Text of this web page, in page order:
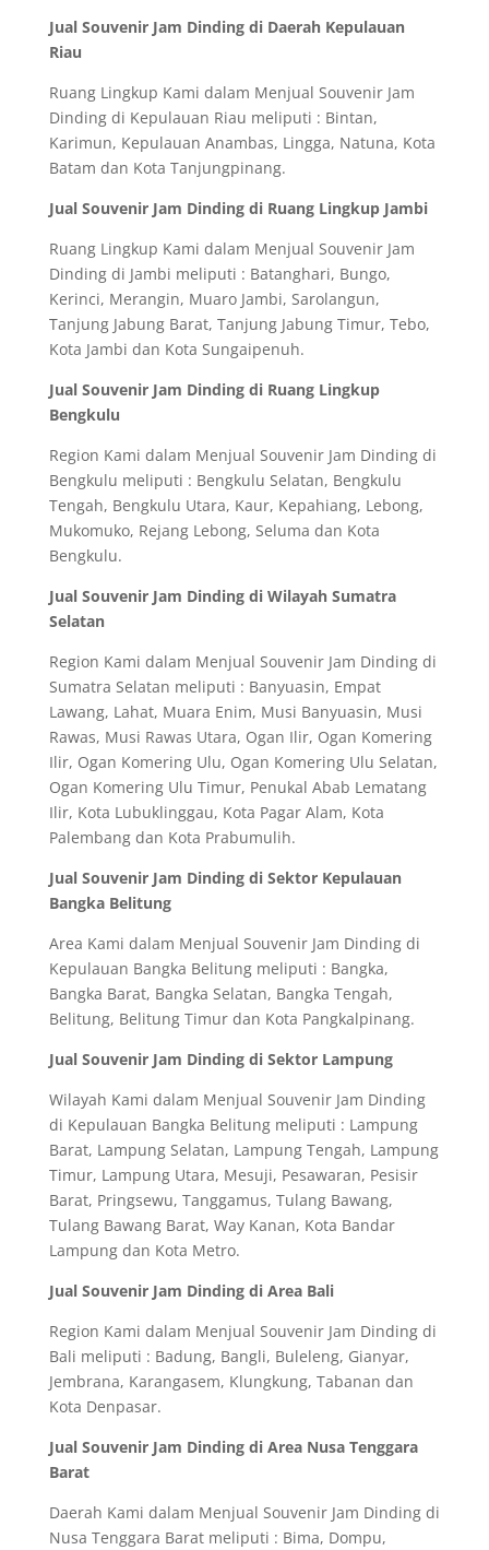
Jual Souvenir Jam Dinding di Daerah Kepulauan
Riau
Ruang Lingkup Kami dalam Menjual Souvenir Jam
Dinding di Kepulauan Riau meliputi : Bintan,
Karimun, Kepulauan Anambas, Lingga, Natuna, Kota
Batam dan Kota Tanjungpinang.
Jual Souvenir Jam Dinding di Ruang Lingkup Jambi
Ruang Lingkup Kami dalam Menjual Souvenir Jam
Dinding di Jambi meliputi : Batanghari, Bungo,
Kerinci, Merangin, Muaro Jambi, Sarolangun,
Tanjung Jabung Barat, Tanjung Jabung Timur, Tebo,
Kota Jambi dan Kota Sungaipenuh.
Jual Souvenir Jam Dinding di Ruang Lingkup
Bengkulu
Region Kami dalam Menjual Souvenir Jam Dinding di
Bengkulu meliputi : Bengkulu Selatan, Bengkulu
Tengah, Bengkulu Utara, Kaur, Kepahiang, Lebong,
Mukomuko, Rejang Lebong, Seluma dan Kota
Bengkulu.
Jual Souvenir Jam Dinding di Wilayah Sumatra
Selatan
Region Kami dalam Menjual Souvenir Jam Dinding di
Sumatra Selatan meliputi : Banyuasin, Empat
Lawang, Lahat, Muara Enim, Musi Banyuasin, Musi
Rawas, Musi Rawas Utara, Ogan Ilir, Ogan Komering
Ilir, Ogan Komering Ulu, Ogan Komering Ulu Selatan,
Ogan Komering Ulu Timur, Penukal Abab Lematang
Ilir, Kota Lubuklinggau, Kota Pagar Alam, Kota
Palembang dan Kota Prabumulih.
Jual Souvenir Jam Dinding di Sektor Kepulauan
Bangka Belitung
Area Kami dalam Menjual Souvenir Jam Dinding di
Kepulauan Bangka Belitung meliputi : Bangka,
Bangka Barat, Bangka Selatan, Bangka Tengah,
Belitung, Belitung Timur dan Kota Pangkalpinang.
Jual Souvenir Jam Dinding di Sektor Lampung
Wilayah Kami dalam Menjual Souvenir Jam Dinding
di Kepulauan Bangka Belitung meliputi : Lampung
Barat, Lampung Selatan, Lampung Tengah, Lampung
Timur, Lampung Utara, Mesuji, Pesawaran, Pesisir
Barat, Pringsewu, Tanggamus, Tulang Bawang,
Tulang Bawang Barat, Way Kanan, Kota Bandar
Lampung dan Kota Metro.
Jual Souvenir Jam Dinding di Area Bali
Region Kami dalam Menjual Souvenir Jam Dinding di
Bali meliputi : Badung, Bangli, Buleleng, Gianyar,
Jembrana, Karangasem, Klungkung, Tabanan dan
Kota Denpasar.
Jual Souvenir Jam Dinding di Area Nusa Tenggara
Barat
Daerah Kami dalam Menjual Souvenir Jam Dinding di
Nusa Tenggara Barat meliputi : Bima, Dompu,